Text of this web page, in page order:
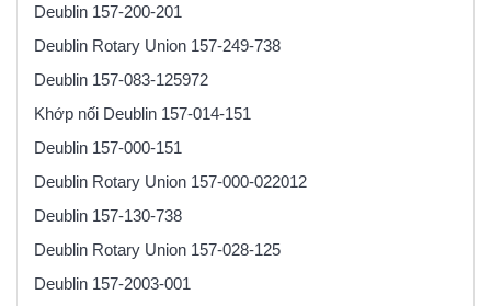
Deublin 157-200-201
Deublin Rotary Union 157-249-738
Deublin 157-083-125972
Khớp nối Deublin 157-014-151
Deublin 157-000-151
Deublin Rotary Union 157-000-022012
Deublin 157-130-738
Deublin Rotary Union 157-028-125
Deublin 157-2003-001